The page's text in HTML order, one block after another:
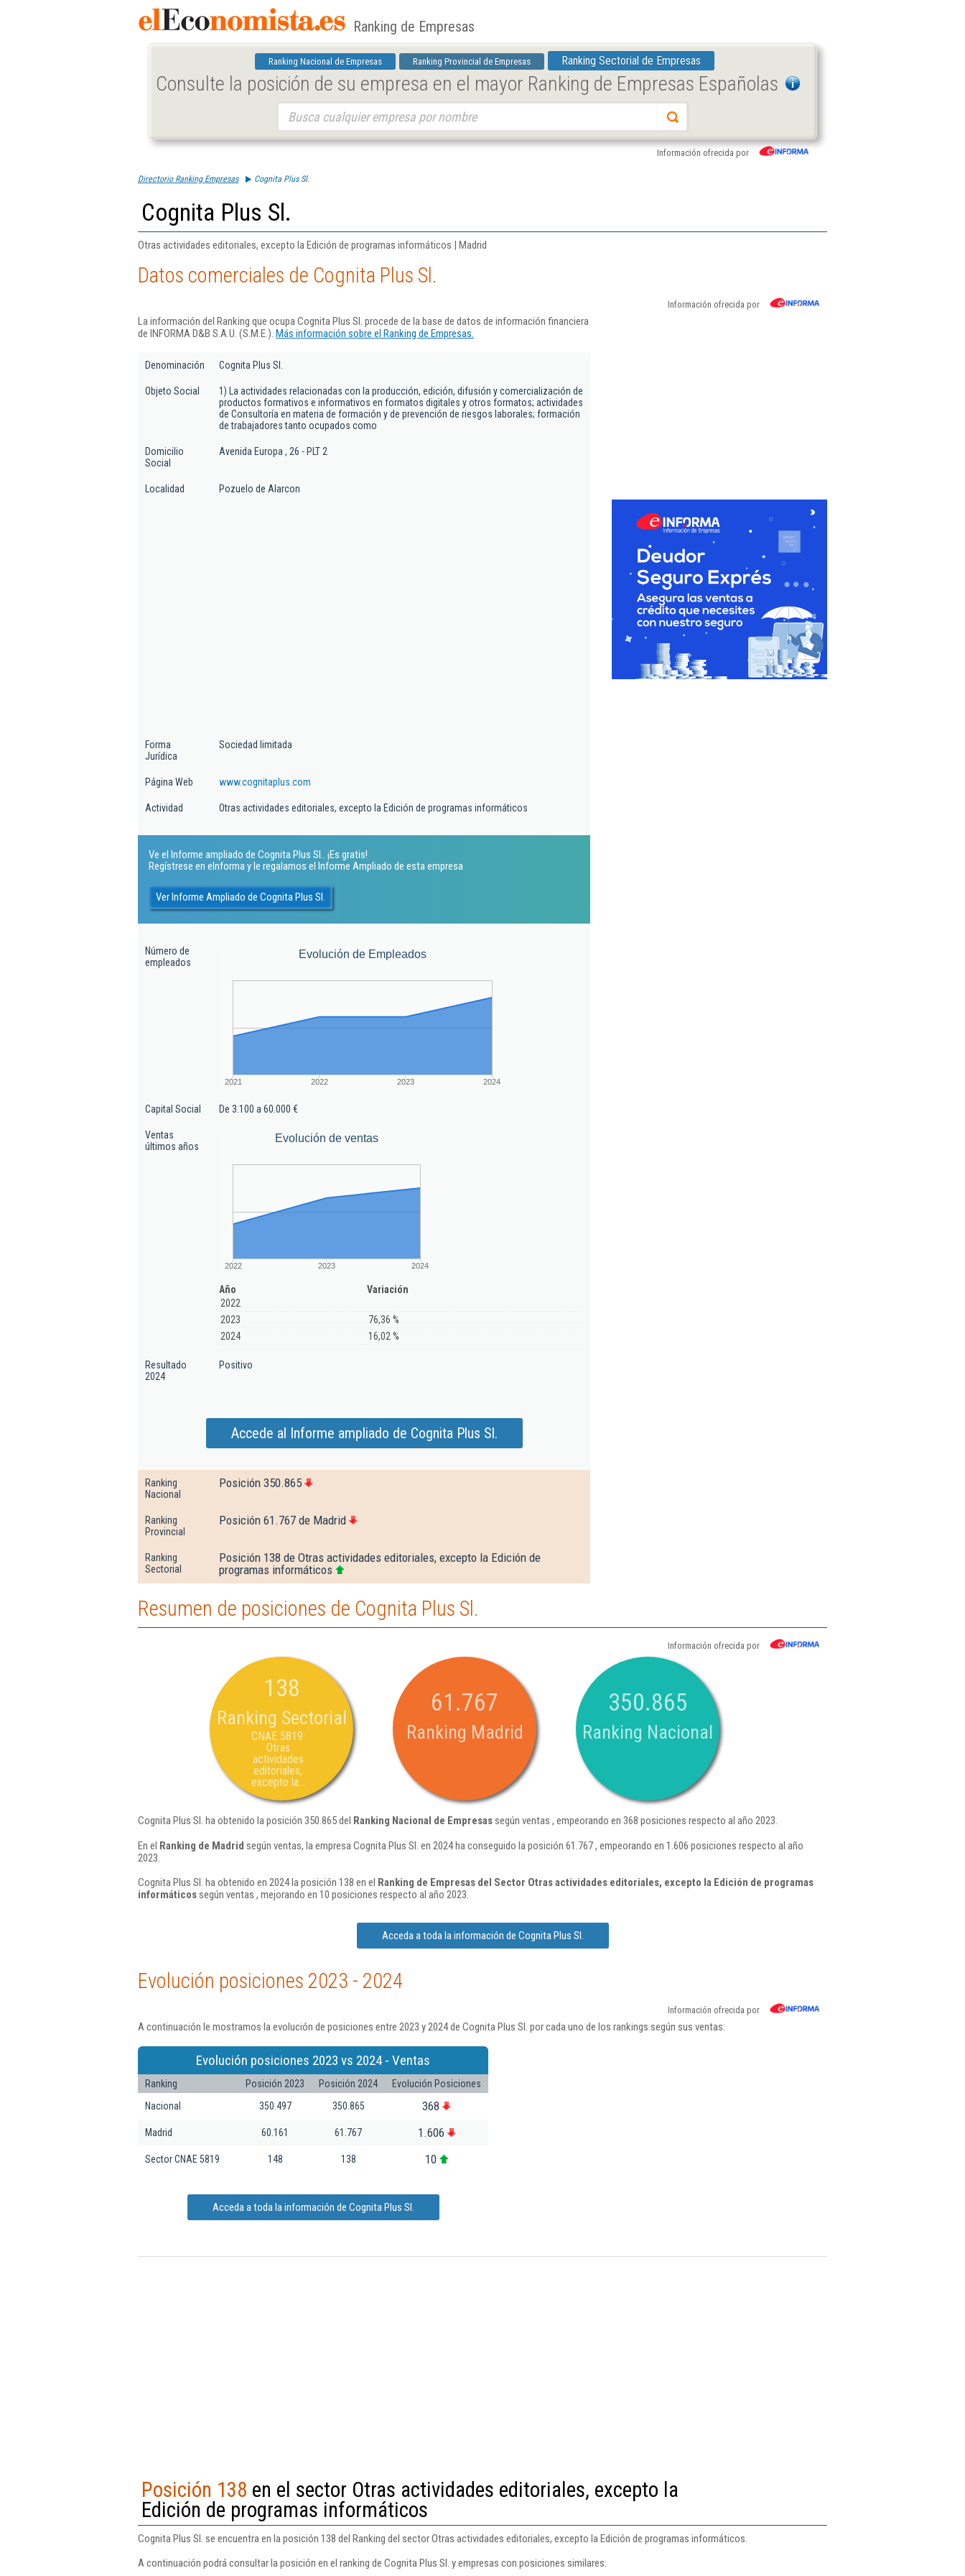
Ranking de Empresas
Ranking Nacional de Empresas Ranking Provincial de Empresas Ranking Sectorial de Empresas
Consulte la posición de su empresa en el mayor Ranking de Empresas Españolas
Información ofrecida por
Directorio Ranking Empresas Cognita Plus Sl.
Cognita Plus Sl.
Otras actividades editoriales, excepto la Edición de programas informáticos | Madrid
Datos comerciales de Cognita Plus Sl.
Información ofrecida por
La información del Ranking que ocupa Cognita Plus Sl. procede de la base de datos de información financiera
de INFORMA D&B S.A.U. (S.M.E.). Más información sobre el Ranking de Empresas.
Denominación Cognita Plus Sl.
Objeto Social
1) La actividades relacionadas con la producción, edición, difusión y comercialización de
productos formativos e informativos en formatos digitales y otros formatos; actividades
de Consultoría en materia de formación y de prevención de riesgos laborales; formación
de trabajadores tanto ocupados como
Domicilio
Social
Avenida Europa , 26 - PLT 2
Localidad Pozuelo de Alarcon
Forma
Jurídica
Sociedad limitada
Página Web www.cognitaplus.com
Actividad Otras actividades editoriales, excepto la Edición de programas informáticos
Ve el Informe ampliado de Cognita Plus Sl.. ¡Es gratis!
Regístrese en eInforma y le regalamos el Informe Ampliado de esta empresa
Ver Informe Ampliado de Cognita Plus Sl.
Número de
empleados
Evolución de Empleados
2021 2022 2023 2024
Capital Social De 3.100 a 60.000 €
Ventas
últimos años
Evolución de ventas
2022 2023 2024
Año
Variación
2022
2023
76,36 %
2024
16,02 %
Resultado
2024
Positivo
Accede al Informe ampliado de Cognita Plus Sl.
Ranking
Nacional
Posición 350.865
Ranking
Provincial
Posición 61.767 de Madrid
Ranking
Sectorial
Posición 138 de Otras actividades editoriales, excepto la Edición de
programas informáticos
Resumen de posiciones de Cognita Plus Sl.
Información ofrecida por
138
Ranking Sectorial
CNAE 5819:
Otras
actividades
editoriales,
excepto la...
61.767
Ranking Madrid
350.865
Ranking Nacional
Cognita Plus Sl. ha obtenido la posición 350.865 del Ranking Nacional de Empresassegún ventas , empeorando en 368 posiciones respecto al año 2023.
En el Ranking de Madrid según ventas, la empresa Cognita Plus Sl. en 2024 ha conseguido la posición 61.767 , empeorando en 1.606 posiciones respecto al año
2023.
Cognita Plus Sl. ha obtenido en 2024 la posición 138 en el Ranking de Empresas del Sector Otras actividades editoriales, excepto la Edición de programas
informáticossegún ventas , mejorando en 10 posiciones respecto al año 2023.
Acceda a toda la información de Cognita Plus Sl.
Evolución posiciones 2023 - 2024
Información ofrecida por
A continuación le mostramos la evolución de posiciones entre 2023 y 2024 de Cognita Plus Sl. por cada uno de los rankings según sus ventas:
Evolución posiciones 2023 vs 2024 - Ventas
Ranking Posición 2023 Posición 2024
Evolución Posiciones
Nacional
350.497 350.865 368
Madrid 60.161 61.767 1.606
Sector CNAE 5819 148 138 10
Acceda a toda la información de Cognita Plus Sl.
Posición 138 en el sector Otras actividades editoriales, excepto la
Edición de programas informáticos
Cognita Plus Sl. se encuentra en la posición 138 del Ranking del sector Otras actividades editoriales, excepto la Edición de programas informáticos.
A continuación podrá consultar la posición en el ranking de Cognita Plus Sl. y empresas con posiciones similares: